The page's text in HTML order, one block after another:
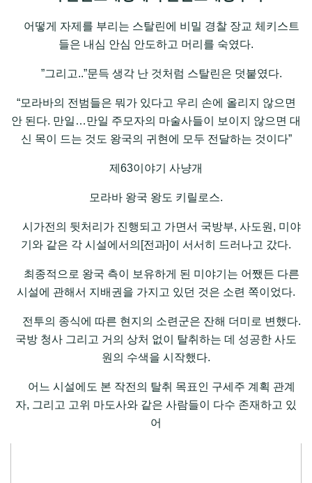
어떻게 자제를 부리는 스탈린에 비밀 경찰 장교 체키스트
들은 내심 안심 안도하고 머리를 숙였다.
”그리고..”문득 생각 난 것처럼 스탈린은 덧붙였다.
“모라바의 전범들은 뭐가 있다고 우리 손에 올리지 않으면
안 된다. 만일…만일 주모자의 마술사들이 보이지 않으면 대
신 목이 드는 것도 왕국의 귀현에 모두 전달하는 것이다”
제63이야기 사냥개
모라바 왕국 왕도 키릴로스.
시가전의 뒷처리가 진행되고 가면서 국방부, 사도원, 미야
기와 같은 각 시설에서의[전과]이 서서히 드러나고 갔다.
최종적으로 왕국 측이 보유하게 된 미야기는 어쨌든 다른
시설에 관해서 지배권을 가지고 있던 것은 소련 쪽이었다.
전투의 종식에 따른 현지의 소련군은 잔해 더미로 변했다.
국방 청사 그리고 거의 상처 없이 탈취하는 데 성공한 사도
원의 수색을 시작했다.
어느 시설에도 본 작전의 탈취 목표인 구세주 계획 관계
자, 그리고 고위 마도사와 같은 사람들이 다수 존재하고 있
어